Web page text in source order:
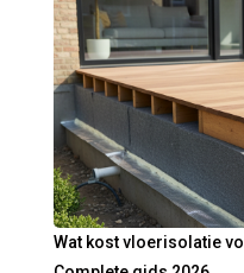
Wat kost vloerisolatie